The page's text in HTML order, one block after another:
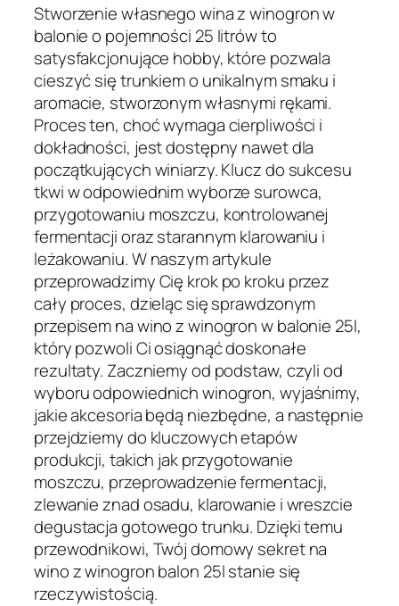
Stworzenie własnego wina z winogron w
balonie o pojemności 25 litrów to
satysfakcjonujące hobby, które pozwala
cieszyć się trunkiem o unikalnym smaku i
aromacie, stworzonym własnymi rękami.
Proces ten, choć wymaga cierpliwości i
dokładności, jest dostępny nawet dla
początkujących winiarzy. Klucz do sukcesu
tkwi w odpowiednim wyborze surowca,
przygotowaniu moszczu, kontrolowanej
fermentacji oraz starannym klarowaniu i
leżakowaniu. W naszym artykule
przeprowadzimy Cię krok po kroku przez
cały proces, dzieląc się sprawdzonym
przepisem na wino z winogron w balonie 25l,
który pozwoli Ci osiągnąć doskonałe
rezultaty. Zaczniemy od podstaw, czyli od
wyboru odpowiednich winogron, wyjaśnimy,
jakie akcesoria będą niezbędne, a następnie
przejdziemy do kluczowych etapów
produkcji, takich jak przygotowanie
moszczu, przeprowadzenie fermentacji,
zlewanie znad osadu, klarowanie i wreszcie
degustacja gotowego trunku. Dzięki temu
przewodnikowi, Twój domowy sekret na
wino z winogron balon 25l stanie się
rzeczywistością.